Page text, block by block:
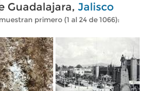
Guadalajara, Jalisco
primero (1 al 24 de 1066):